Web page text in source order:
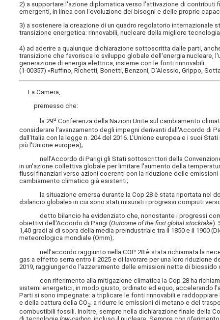
2) a supportare l'azione diplomatica verso l'attivazione di
emergenti, in linea con l'evoluzione dei bisogni e delle proprie
3) a sostenere la creazione di un quadro regolatorio
transizione energetica: rinnovabili, nucleare della migliore
4) ad aderire a qualunque dichiarazione sottoscritta dalle parti,
transizione che favorisca lo sviluppo globale dell'energia
generazione di energia elettrica, insieme con le fonti rinnovabili.
(1-00357) «Ruffino, Richetti, Bonetti, Benzoni, D'Alessio, Grippo,
La Camera,
premesso che:
la 29a Conferenza della Nazioni Unite sul cambiamento
considerare l'avanzamento degli impegni derivanti dall'Accordo di
dall'Italia con la legge n. 204 del 2016. L'Unione europea e i suoi
più l'Unione europea);
nell'Accordo di Parigi gli Stati sottoscrittori della Convenzione
in un'azione collettiva globale per limitare l'aumento della
flussi finanziari verso azioni coerenti con la riduzione delle
cambiamento climatico già esistenti;
la situazione emersa durante la Cop 28 è stata riportata nel
«bilancio globale» in cui sono stati misurati i progressi compiuti
detto bilancio ha evidenziato che, nonostante i progressi
obiettivi dell'Accordo di Parigi (Outcome of the first global stocktake).
1,40 gradi al di sopra della media preindustriale tra il 1850 e il 1900
meteorologica mondiale (Omm);
nell'accordo raggiunto nella COP 28 è stata richiamata la
gas a effetto serra entro il 2025 e di lavorare per una loro riduzione
2019, raggiungendo l'azzeramento delle emissioni nette di biossido
con riferimento alla mitigazione climatica la Cop 28 ha
sistemi energetici, in modo giusto, ordinato ed equo, accelerando
Parti si sono impegnate: a triplicare le fonti rinnovabili e
e della cattura della CO2; a ridurre le emissioni di metano e del
combustibili fossili. Inoltre, sempre nella dichiarazione finale della